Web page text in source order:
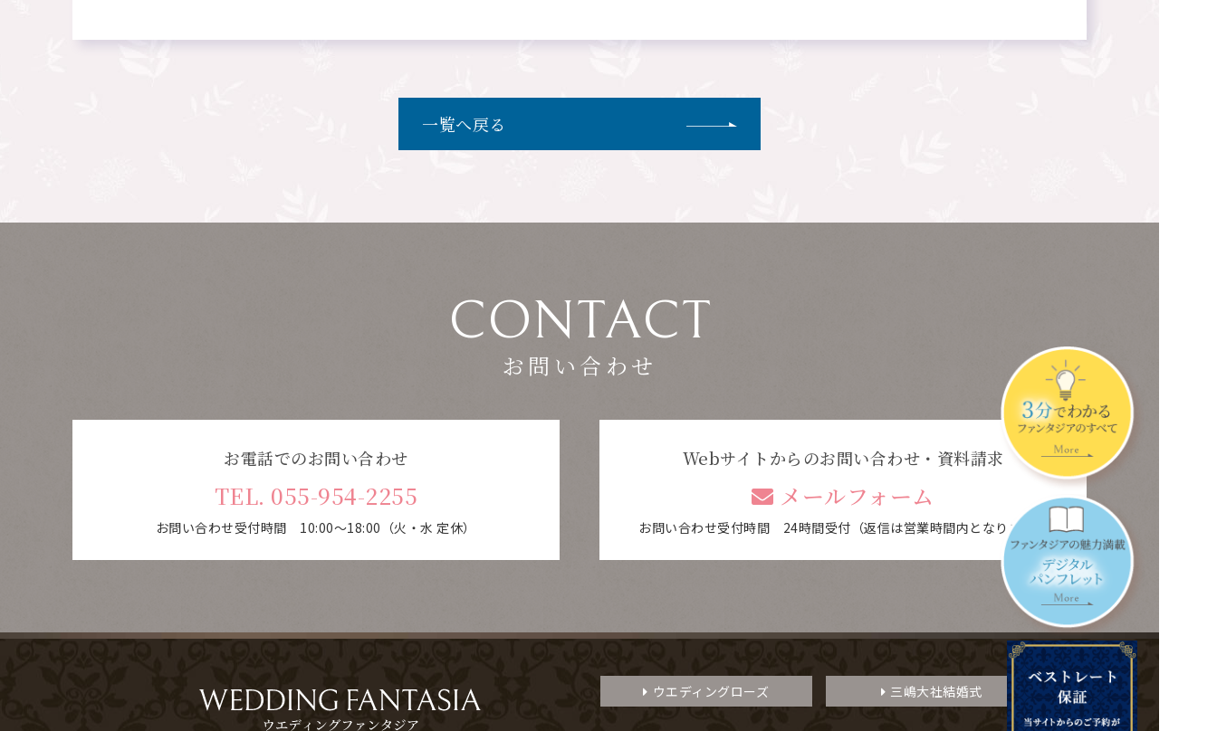
一覧へ戻る
CONTACT
お問い合わせ
お電話でのお問い合わせ
TEL. 055-954-2255
お問い合わせ受付時間 10:00～18:00 （火・水 定休）
Webサイトからのお問い合わせ・資料請求
メールフォーム
お問い合わせ受付時間 24時間受付 （返信は営業時間内となります）
ウエディングローズ 三嶋大社結婚式